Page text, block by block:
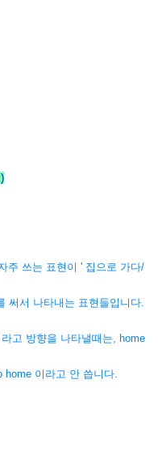
)
주 쓰는 표현이 ' 집으로 가다/
서 나타내는 표현들입니다.
고 방향을 나타낼때는, home
이라고 안 씁니다.